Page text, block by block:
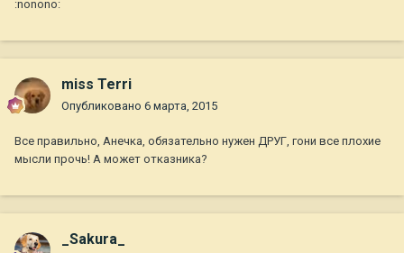
:nonono:
miss Terri
Опубликовано 6 марта, 2015
Все правильно, Анечка, обязательно нужен ДРУГ, гони все плохие
мысли прочь! А может отказника?
_Sakura_